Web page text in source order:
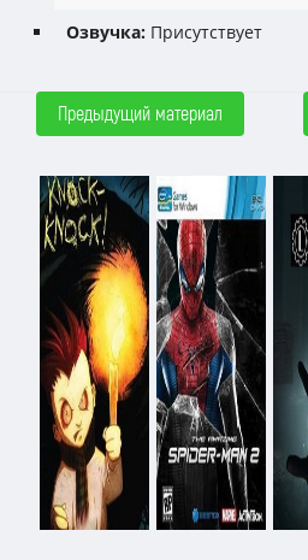
Озвучка: Присутствует
Предыдущий материал